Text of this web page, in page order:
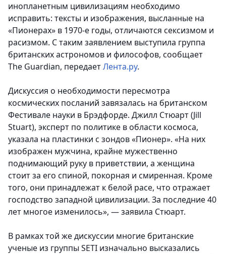
инопланетным цивилизациям необходимо
исправить: тексты и изображения, высланные на
«Пионерах» в 1970-е годы, отличаются сексизмом и
расизмом. С таким заявлением выступила группа
британских астрономов и философов, сообщает
The Guardian, передаетЛента.ру.
Дискуссия о необходимости пересмотра
космических посланий завязалась на британском
Фестивале науки в Брэдфорде. Джилл Стюарт (Jill
Stuart), эксперт по политике в области космоса,
указала на пластинки с зондов «Пионер». «На них
изображен мужчина, крайне мужественно
поднимающий руку в приветствии, а женщина
стоит за его спиной, покорная и смиренная. Кроме
того, они принадлежат к белой расе, что отражает
господство западной цивилизации. За последние 40
лет многое изменилось», — заявила Стюарт.
В рамках той же дискуссии многие британские
ученые из группы SETI изначально высказались